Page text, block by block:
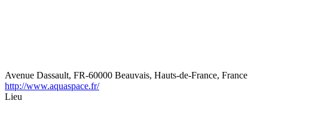
Avenue Dassault, FR-60000 Beauvais, Hauts-de-France, France
http://www.aquaspace.fr/
Lieu